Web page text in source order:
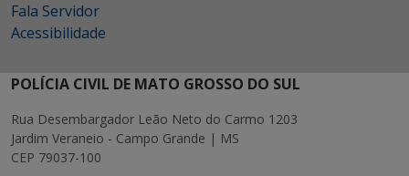
Fala Servidor
Acessibilidade
POLÍCIA CIVIL DE MATO GROSSO DO SUL
Rua Desembargador Leão Neto do Carmo 1203
Jardim Veraneio - Campo Grande | MS
CEP 79037-100